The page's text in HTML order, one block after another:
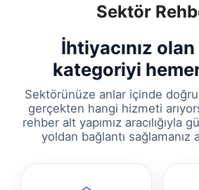
Sektör
İhtiyacınız
kategoriyi
Sektörünüze anlar içinde
gerçekten hangi hizmeti
rehber alt yapımız aracılığıyla
yoldan bağlantı sağlamanız